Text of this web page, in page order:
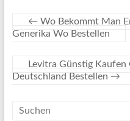
← Wo Bekommt Man
Generika Wo Bestellen
Levitra Günstig
Deutschland Bestellen →